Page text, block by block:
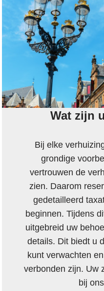
Wat zijn
Bij elke
grondige
vertrouwen de
zien. Daarom
gedetailleerd
beginnen. Tijdens
uitgebreid uw
details. Dit biedt u
kunt verwachten
verbonden zijn. Uw
bij